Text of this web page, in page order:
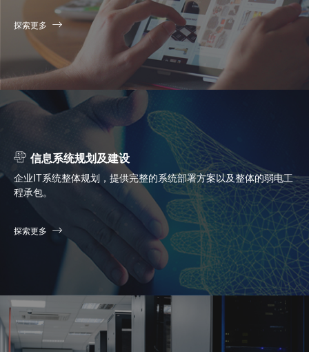
探索更多
信息系统规划及建设
企业IT系统整体规划，提供完整的系统部署方案以及整体的弱电工
程承包。
探索更多